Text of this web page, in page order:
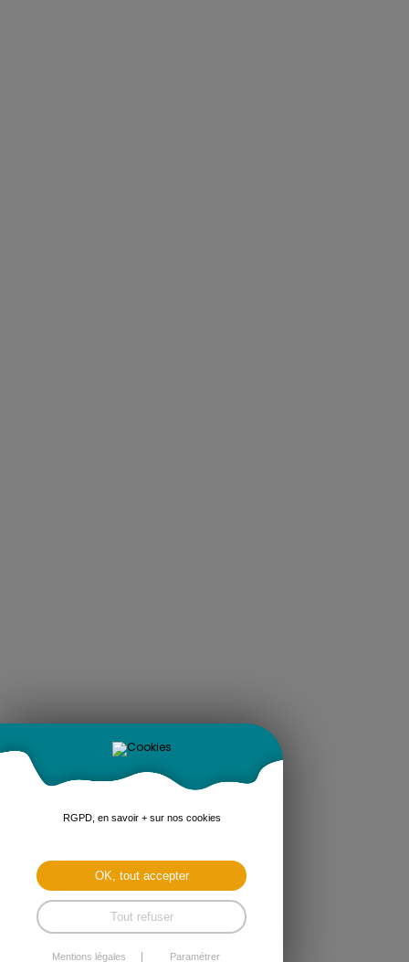
RGPD, en savoir + sur nos cookies
OK, tout accepter
Tout refuser
Mentions légales Paramétrer